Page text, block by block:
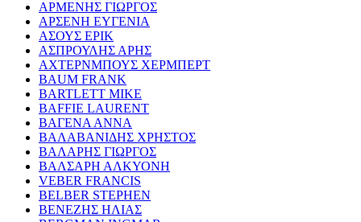
ΑΡΜΕΝΗΣ ΓΙΩΡΓΟΣ
ΑΡΣΕΝΗ ΕΥΓΕΝΙΑ
ΑΣΟΥΣ ΕΡΙΚ
ΑΣΠΡΟΥΛΗΣ ΑΡΗΣ
ΑΧΤΕΡΝΜΠΟΥΣ ΧΕΡΜΠΕΡΤ
BAUM FRANK
BARTLETT MIKE
BAFFIE LAURENT
ΒΑΓΕΝΑ ΑΝΝΑ
ΒΑΛΑΒΑΝΙΔΗΣ ΧΡΗΣΤΟΣ
ΒΑΛΑΡΗΣ ΓΙΩΡΓΟΣ
ΒΑΛΣΑΡΗ ΑΛΚΥΟΝΗ
VEBER FRANCIS
BELBER STEPHEN
ΒΕΝΕΖΗΣ ΗΛΙΑΣ